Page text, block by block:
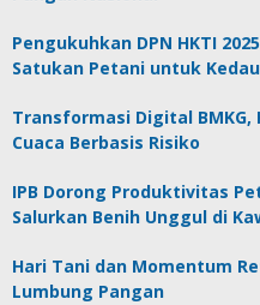
Pengukuhkan DPN HKTI
Satukan Petani untuk
Transformasi Digital BMKG,
Cuaca Berbasis Risiko
IPB Dorong Produktivitas
Salurkan Benih Unggul di
Hari Tani dan Momentum
Lumbung Pangan